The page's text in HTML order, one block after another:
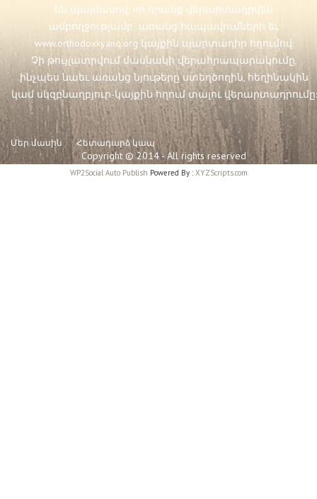
են պայմանով, որ դրանք վերարտադրվեն
ամբողջությամբ` առանց հապավումների եւ
www.orthodoxkyanq.org կայքին պարտադիր հղումով:
Չի թույլատրվում մասնակի վերահրապարակումը,
ինչպես նաեւ առանց նյութերը ստեղծողին, հեղինակին
կամ սկզբնաղբյուր-կայքին հղում տալու վերարտադրումը:
Մեր մասին Հետադարձ կապ
Copyright © 2014 - All rights reserved
WP2Social Auto Publish Powered By :XYZScripts.com